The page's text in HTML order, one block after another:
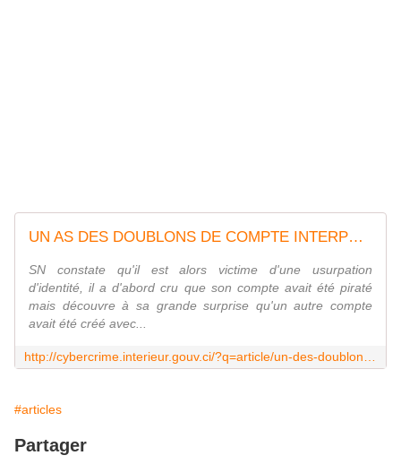
UN AS DES DOUBLONS DE COMPTE INTERPELLÉ | Plateforme de Lutte Contre la Cybercriminalité
SN constate qu'il est alors victime d'une usurpation
d'identité, il a d'abord cru que son compte avait été piraté
mais découvre à sa grande surprise qu'un autre compte
avait été créé avec...
#articles
Partager